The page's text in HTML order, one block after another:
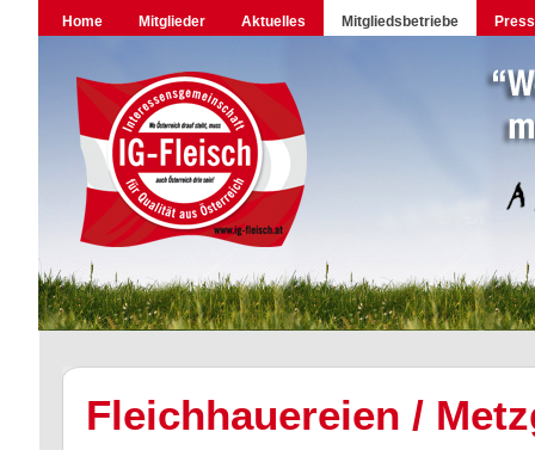
Home Mitglieder Aktuelles Mitgliedsbetriebe
Fleichhauereien /